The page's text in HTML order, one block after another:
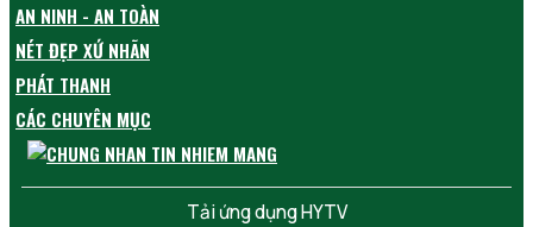
AN NINH - AN TOÀN
NÉT ĐẸP XỨ NHÃN
PHÁT THANH
CÁC CHUYÊN MỤC
Tải ứng dụng HYTV